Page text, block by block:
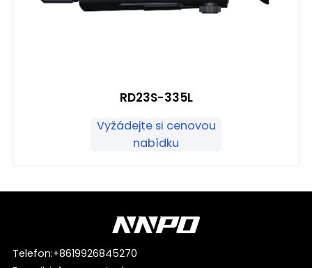
RD23S-335L
Vyžádejte si cenovou
nabídku
Telefon:+8619926845270